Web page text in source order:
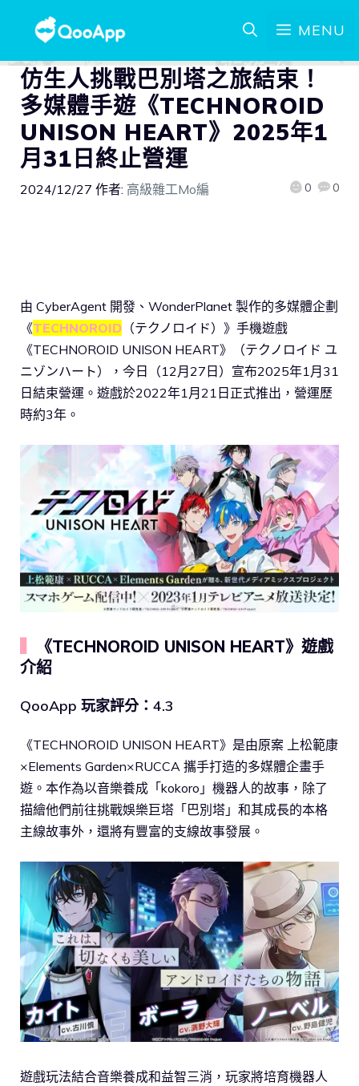
MENU
仿生人挑戰巴別塔之旅結束！
多媒體手遊《TECHNOROID
UNISON HEART》2025年1
月31日終止營運
2024/12/27 作者: 高級雜工Mo編 0 0
由 CyberAgent 開發、WonderPlanet 製作的多媒體企劃
《TECHNOROID （テクノロイド）》手機遊戲
《TECHNOROID UNISON HEART》（テクノロイド ユ
ニゾンハート），今日（12月27日）宣布2025年1月31
日結束營運。遊戲於2022年1月21日正式推出，營運歷
時約3年。
《TECHNOROID UNISON HEART》遊戲
介紹
QooApp 玩家評分：4.3
《TECHNOROID UNISON HEART》是由原案 上松範康
×Elements Garden×RUCCA 攜手打造的多媒體企畫手
遊。本作為以音樂養成「kokoro」機器人的故事，除了
描繪他們前往挑戰娛樂巨塔「巴別塔」和其成長的本格
主線故事外，還將有豐富的支線故事發展。
遊戲玩法結合音樂養成和益智三消，玩家將培育機器人